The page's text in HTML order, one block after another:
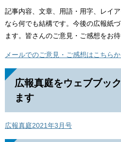
記事内容、文章、用語・用字、レイ
なら何でも結構です。今後の広報紙
ます。皆さんのご意見・ご感想をお待
メールでのご意見・ご感想はこちらか
広報真庭をウェブブッ
ます
広報真庭2021年3月号